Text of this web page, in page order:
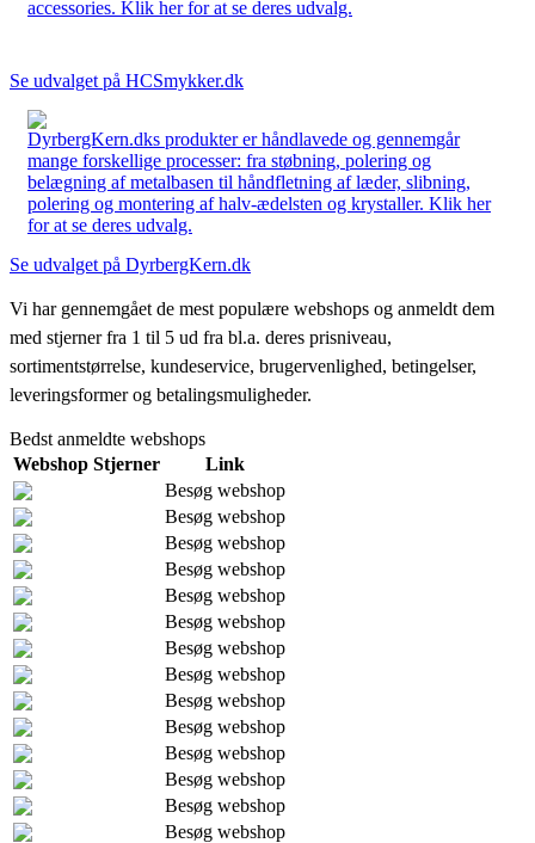
accessories. Klik her for at se deres udvalg.
Se udvalget på HCSmykker.dk
DyrbergKern.dks produkter er håndlavede og gennemgår
mange forskellige processer: fra støbning, polering og
belægning af metalbasen til håndfletning af læder, slibning,
polering og montering af halv-ædelsten og krystaller. Klik her
for at se deres udvalg.
Se udvalget på DyrbergKern.dk
Vi har gennemgået de mest populære webshops og anmeldt dem
med stjerner fra 1 til 5 ud fra bl.a. deres prisniveau,
sortimentstørrelse, kundeservice, brugervenlighed, betingelser,
leveringsformer og betalingsmuligheder.
Bedst anmeldte webshops
Webshop Stjerner
Link
Besøg webshop
Besøg webshop
Besøg webshop
Besøg webshop
Besøg webshop
Besøg webshop
Besøg webshop
Besøg webshop
Besøg webshop
Besøg webshop
Besøg webshop
Besøg webshop
Besøg webshop
Besøg webshop